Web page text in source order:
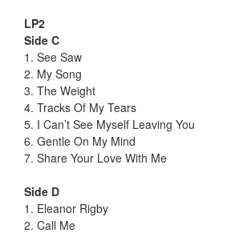
LP2
Side C
1. See Saw
2. My Song
3. The Weight
4. Tracks Of My Tears
5. I Can’t See Myself Leaving You
6. Gentle On My Mind
7. Share Your Love With Me
Side D
1. Eleanor Rigby
2. Call Me